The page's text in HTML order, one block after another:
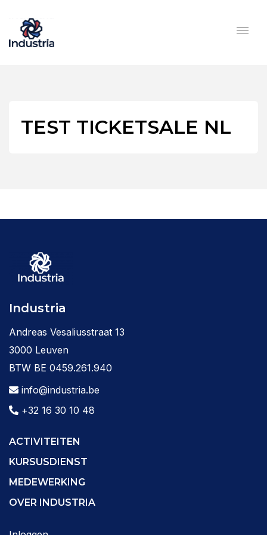
TEST TICKETSALE NL
Industria
Andreas Vesaliusstraat 13
3000 Leuven
BTW BE 0459.261.940
info@industria.be
+32 16 30 10 48
ACTIVITEITEN
KURSUSDIENST
MEDEWERKING
OVER INDUSTRIA